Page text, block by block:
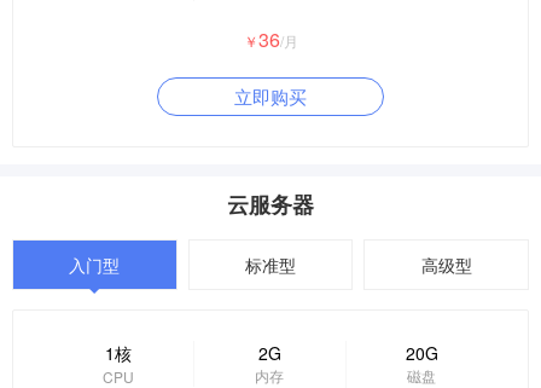
￥36/月
立即购买
云服务器
入门型 标准型 高级型
1核
CPU
2G
内存
20G
磁盘